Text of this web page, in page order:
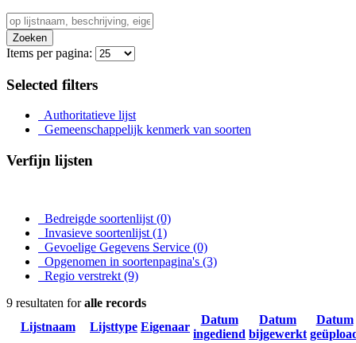
Zoeken
Items per pagina:
Selected filters
Authoritatieve lijst
Gemeenschappelijk kenmerk van soorten
Verfijn lijsten
Bedreigde soortenlijst (0)
Invasieve soortenlijst (1)
Gevoelige Gegevens Service (0)
Opgenomen in soortenpagina's (3)
Regio verstrekt (9)
9 resultaten foralle records
Lijstnaam
Lijsttype Eigenaar
Datum
ingediend
Datum
bijgewerkt
Datum